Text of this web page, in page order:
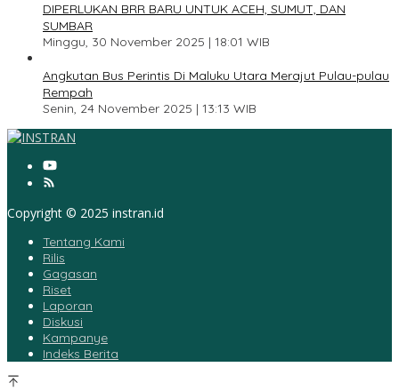
DIPERLUKAN BRR BARU UNTUK ACEH, SUMUT, DAN
SUMBAR
Minggu, 30 November 2025 | 18:01 WIB
Angkutan Bus Perintis Di Maluku Utara Merajut Pulau-pulau
Rempah
Senin, 24 November 2025 | 13:13 WIB
Copyright © 2025 instran.id
Tentang Kami
Rilis
Gagasan
Riset
Laporan
Diskusi
Kampanye
Indeks Berita